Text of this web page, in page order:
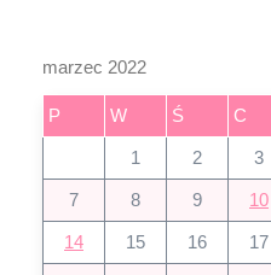
marzec 2022
P W Ś C
1 2 3
7 8 9 10
14 15 16 17